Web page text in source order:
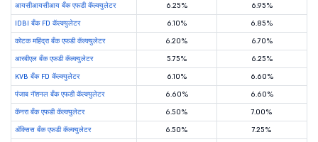
आयसीआयसीआय बँक एफडी कॅल्क्युलेटर
6.25%
6.95%
IDBI बँक FD कॅल्क्युलेटर
6.10%
6.85%
कोटक महिंद्रा बँक एफडी कॅल्क्युलेटर
6.20%
6.70%
आरबीएल बँक एफडी कॅल्क्युलेटर
5.75%
6.25%
KVB बँक FD कॅल्क्युलेटर
6.10%
6.60%
पंजाब नॅशनल बँक एफडी कॅल्क्युलेटर
6.60%
6.60%
कॅनरा बँक एफडी कॅल्क्युलेटर
6.50%
7.00%
ॲक्सिस बँक एफडी कॅल्क्युलेटर
6.50%
7.25%